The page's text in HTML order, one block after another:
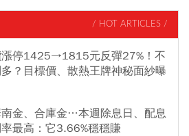
/ HOT ARTICLES /
漲停1425→1815元反彈27%！不
？目標價、散熱王牌神秘面紗曝
金、合庫金…本週除息日、配息
最高：它3.66%穩穩賺